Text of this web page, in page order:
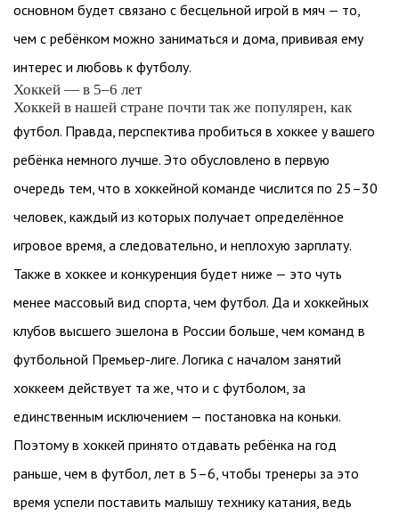
основном будет связано с бесцельной игрой в мяч — то,
чем с ребёнком можно заниматься и дома, прививая ему
интерес и любовь к футболу.
Хоккей — в 5–6 лет
Хоккей в нашей стране почти так же популярен, как
футбол. Правда, перспектива пробиться в хоккее у вашего
ребёнка немного лучше. Это обусловлено в первую
очередь тем, что в хоккейной команде числится по 25–30
человек, каждый из которых получает определённое
игровое время, а следовательно, и неплохую зарплату.
Также в хоккее и конкуренция будет ниже — это чуть
менее массовый вид спорта, чем футбол. Да и хоккейных
клубов высшего эшелона в России больше, чем команд в
футбольной Премьер-лиге. Логика с началом занятий
хоккеем действует та же, что и с футболом, за
единственным исключением — постановка на коньки.
Поэтому в хоккей принято отдавать ребёнка на год
раньше, чем в футбол, лет в 5–6, чтобы тренеры за это
время успели поставить малышу технику катания, ведь